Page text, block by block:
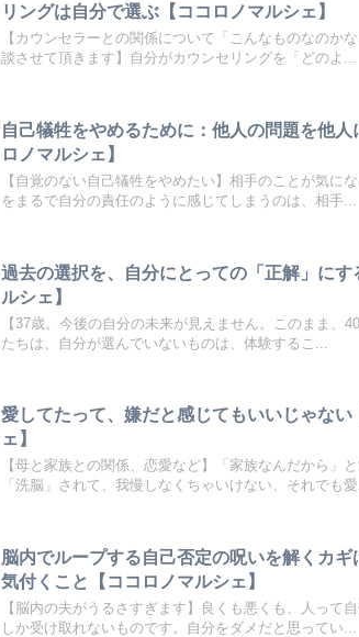
リングは自分で選ぶ【ココロノマルシェ】
【カウンセラーとの関係について「こんなものなのか
談させて頂きます】自分がカウンセリングを「どのよ...
自己犠牲をやめるために：他人の問題を他人
ロノマルシェ】
【自覚のない自己犠牲をやめたい】相手のことが気に
をまるで自分の責任のように感じてしまうのは、相手...
過去の選択を、自分にとっての「正解」にす
ルシェ】
【37歳。今後の自分の未来が見えません。このまま、
たちは、自分が選んでいないものは、体験するこ...
愛してたって、嫌だと感じてもいいじゃない
ェ】
【母と家族との関係、恋愛など】「家族なんだから」
「洗脳」されて、我慢しなくちゃいけない、それでも
脳内でループする自己否定の呪いを解くカギ
気付くこと【ココロノマルシェ】
【脳内の夫がうるさすぎます】良くも悪くも、人って
しか受け取れないものです。自分をダメだと思ってい...